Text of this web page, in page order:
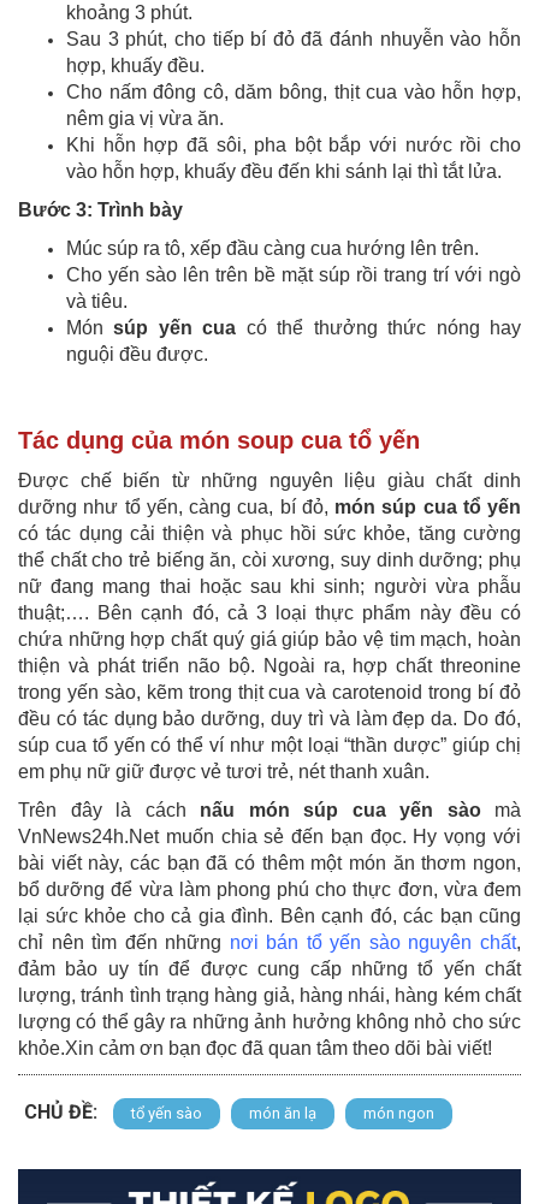
khoảng 3 phút.
Sau 3 phút, cho tiếp bí đỏ đã đánh nhuyễn vào hỗn
hợp, khuấy đều.
Cho nấm đông cô, dăm bông, thịt cua vào hỗn hợp,
nêm gia vị vừa ăn.
Khi hỗn hợp đã sôi, pha bột bắp với nước rồi cho
vào hỗn hợp, khuấy đều đến khi sánh lại thì tắt lửa.
Bước 3: Trình bày
Múc súp ra tô, xếp đầu càng cua hướng lên trên.
Cho yến sào lên trên bề mặt súp rồi trang trí với ngò
và tiêu.
Mónsúp yến cua có thể thưởng thức nóng hay
nguội đều được.
Tác dụng của món soup cua tổ yến
Được chế biến từ những nguyên liệu giàu chất dinh
dưỡng như tổ yến, càng cua, bí đỏ, món súp cua tổ yến
có tác dụng cải thiện và phục hồi sức khỏe, tăng cường
thể chất cho trẻ biếng ăn, còi xương, suy dinh dưỡng; phụ
nữ đang mang thai hoặc sau khi sinh; người vừa phẫu
thuật;…. Bên cạnh đó, cả 3 loại thực phẩm này đều có
chứa những hợp chất quý giá giúp bảo vệ tim mạch, hoàn
thiện và phát triển não bộ. Ngoài ra, hợp chất threonine
trong yến sào, kẽm trong thịt cua và carotenoid trong bí đỏ
đều có tác dụng bảo dưỡng, duy trì và làm đẹp da. Do đó,
súp cua tổ yến có thể ví như một loại “thần dược” giúp chị
em phụ nữ giữ được vẻ tươi trẻ, nét thanh xuân.
Trên đây là cách nấu món súp cua yến sàomà
VnNews24h.Net muốn chia sẻ đến bạn đọc. Hy vọng với
bài viết này, các bạn đã có thêm một món ăn thơm ngon,
bổ dưỡng để vừa làm phong phú cho thực đơn, vừa đem
lại sức khỏe cho cả gia đình. Bên cạnh đó, các bạn cũng
chỉ nên tìm đến những nơi bán tổ yến sào nguyên chất,
đảm bảo uy tín để được cung cấp những tổ yến chất
lượng, tránh tình trạng hàng giả, hàng nhái, hàng kém chất
lượng có thể gây ra những ảnh hưởng không nhỏ cho sức
khỏe.Xin cảm ơn bạn đọc đã quan tâm theo dõi bài viết!
CHỦ ĐỀ: tổ yến sào món ăn lạ món ngon